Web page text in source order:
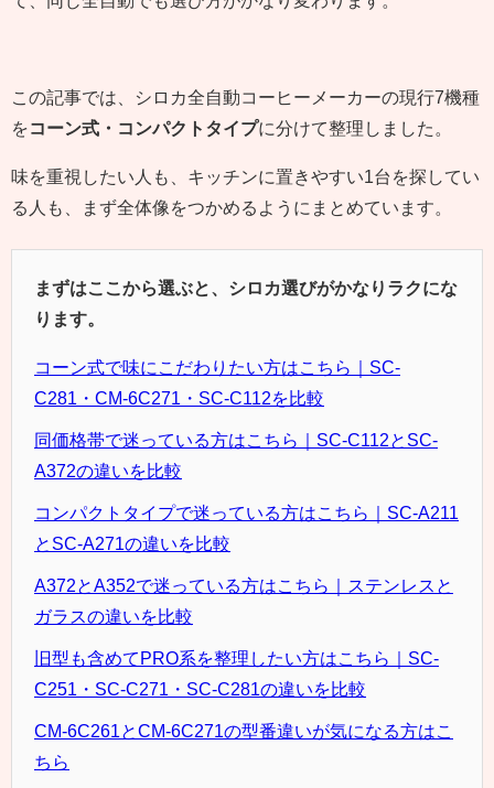
この記事では、シロカ全自動コーヒーメーカーの現行7機種
をコーン式・コンパクトタイプに分けて整理しました。
味を重視したい人も、キッチンに置きやすい1台を探してい
る人も、まず全体像をつかめるようにまとめています。
まずはここから選ぶと、シロカ選びがかなりラクにな
ります。
コーン式で味にこだわりたい方はこちら｜SC-
C281・CM-6C271・SC-C112を比較
同価格帯で迷っている方はこちら｜SC-C112とSC-
A372の違いを比較
コンパクトタイプで迷っている方はこちら｜SC-A211
とSC-A271の違いを比較
A372とA352で迷っている方はこちら｜ステンレスと
ガラスの違いを比較
旧型も含めてPRO系を整理したい方はこちら｜SC-
C251・SC-C271・SC-C281の違いを比較
CM-6C261とCM-6C271の型番違いが気になる方はこ
ちら